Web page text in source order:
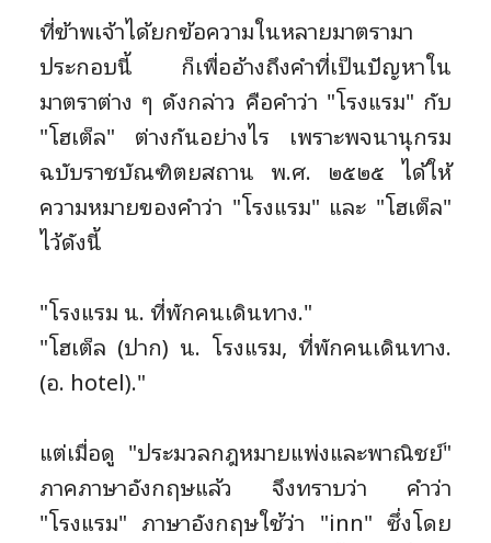
ที่ข้าพเจ้าได้ยกข้อความในหลายมาตรามา
ประกอบนี้ ก็เพื่ออ้างถึงคำที่เป็นปัญหาใน
มาตราต่าง ๆ ดังกล่าว คือคำว่า "โรงแรม" กับ
"โฮเต็ล" ต่างกันอย่างไร เพราะพจนานุกรม
ฉบับราชบัณฑิตยสถาน พ.ศ. ๒๕๒๕ ได้ให้
ความหมายของคำว่า "โรงแรม" และ "โฮเต็ล"
ไว้ดังนี้
"โรงแรม น. ที่พักคนเดินทาง."
"โฮเต็ล (ปาก) น. โรงแรม, ที่พักคนเดินทาง.
(อ. hotel)."
แต่เมื่อดู "ประมวลกฎหมายแพ่งและพาณิชย์"
ภาคภาษาอังกฤษแล้ว จึงทราบว่า คำว่า
"โรงแรม" ภาษาอังกฤษใช้ว่า "inn" ซึ่งโดย